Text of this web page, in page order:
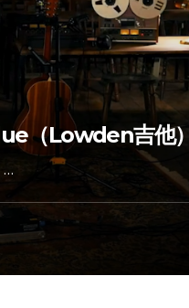
（Lowden吉他）
…